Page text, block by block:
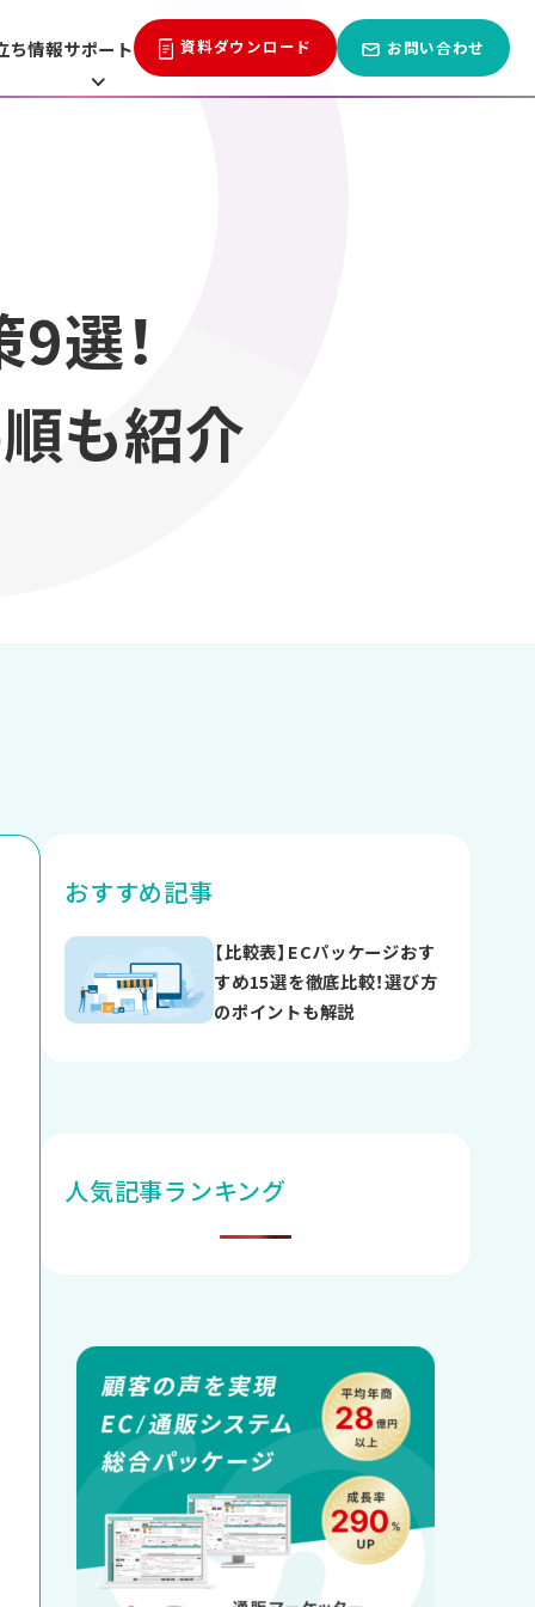
ち情報サポート 資料ダウンロード お問い合わせ
選！
も紹介
おすすめ記事
【比較表】ECパッケージおす
すめ15選を徹底比較！選び方
のポイントも解説
人気記事ランキング